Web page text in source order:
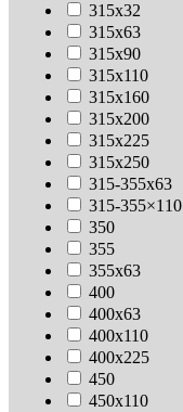
315х32
315х63
315х90
315х110
315х160
315х200
315х225
315х250
315-355х63
315-355×110
350
355
355х63
400
400х63
400х110
400х225
450
450х110